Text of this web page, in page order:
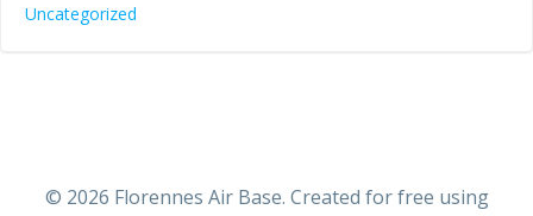
Uncategorized
© 2026 Florennes Air Base. Created for free using